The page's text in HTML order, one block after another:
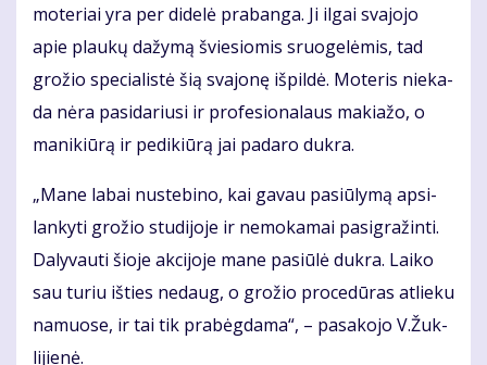
mo­te­riai yra per di­de­lė pra­ban­ga. Ji il­gai sva­jo­jo
apie plau­kų da­žy­mą švie­sio­mis sruo­ge­lė­mis, tad
gro­žio spe­cia­lis­tė šią sva­jo­nę iš­pil­dė. Mo­te­ris nie­ka­
da nė­ra pa­si­da­riu­si ir pro­fe­sio­na­laus ma­kia­žo, o
ma­ni­kiū­rą ir pe­di­kiū­rą jai pa­da­ro duk­ra.
„Ma­ne la­bai nu­ste­bi­no, kai ga­vau pa­siū­ly­mą ap­si­
lan­ky­ti gro­žio stu­di­jo­je ir ne­mo­ka­mai pa­sig­ra­žin­ti.
Da­ly­vau­ti šio­je ak­ci­jo­je ma­ne pa­siū­lė duk­ra. Lai­ko
sau tu­riu iš­ties ne­daug, o gro­žio pro­ce­dū­ras at­lie­ku
na­muo­se, ir tai tik pra­bėg­da­ma“, – pa­sa­ko­jo V.Žuk­
li­jie­nė.